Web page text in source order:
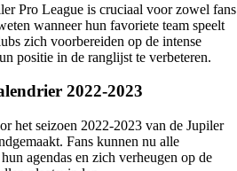
Pro League is cruciaal voor zowel fans
wanneer hun favoriete team speelt
zich voorbereiden op de intense
positie in de ranglijst te verbeteren.
2022-2023
het seizoen 2022-2023 van de Jupiler
Fans kunnen nu alle
agendas en zich verheugen op de